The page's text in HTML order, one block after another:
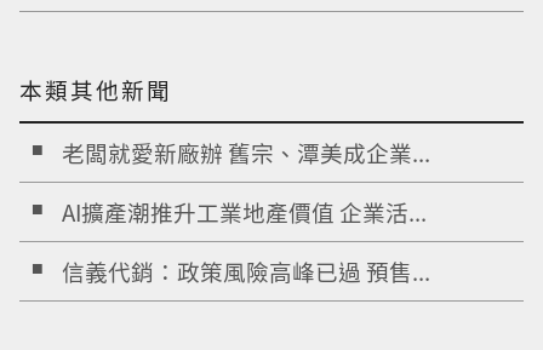
本類其他新聞
老闆就愛新廠辦 舊宗、潭美成企業...
AI擴產潮推升工業地產價值 企業活...
信義代銷：政策風險高峰已過 預售...